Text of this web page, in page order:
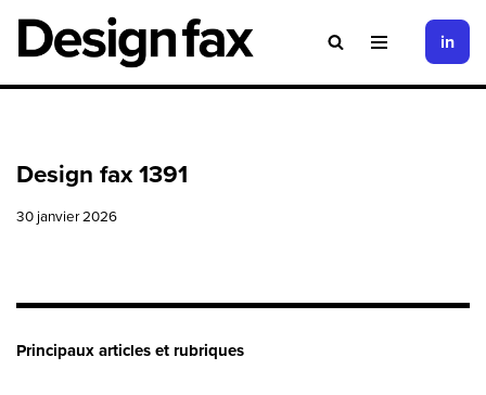
Aller
au
in
Design fax 1391
30 janvier 2026
Principaux articles et rubriques